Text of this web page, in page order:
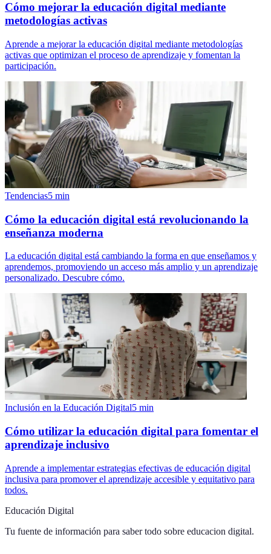
Cómo mejorar la educación digital mediante
metodologías activas
Aprende a mejorar la educación digital mediante metodologías
activas que optimizan el proceso de aprendizaje y fomentan la
participación.
Tendencias5 min
Cómo la educación digital está revolucionando la
enseñanza moderna
La educación digital está cambiando la forma en que enseñamos y
aprendemos, promoviendo un acceso más amplio y un aprendizaje
personalizado. Descubre cómo.
Inclusión en la Educación Digital5 min
Cómo utilizar la educación digital para fomentar el
aprendizaje inclusivo
Aprende a implementar estrategias efectivas de educación digital
inclusiva para promover el aprendizaje accesible y equitativo para
todos.
Educación Digital
Tu fuente de información para saber todo sobre educacion digital.